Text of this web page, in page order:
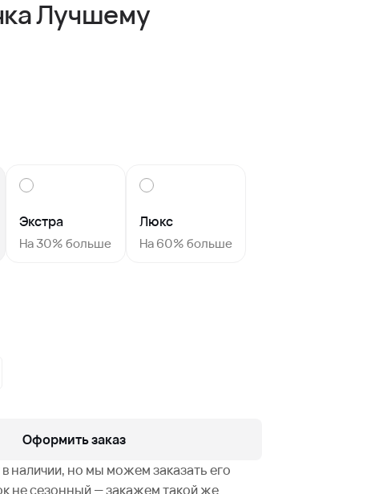
Лучшему
Экстра
На 30% больше
Люкс
На 60% больше
Оформить заказ
наличии, но мы можем заказать его
не сезонный — закажем такой же